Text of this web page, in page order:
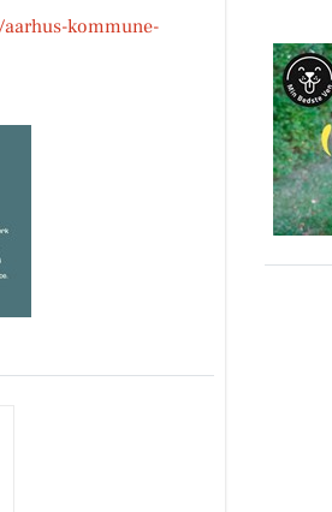
kommune-